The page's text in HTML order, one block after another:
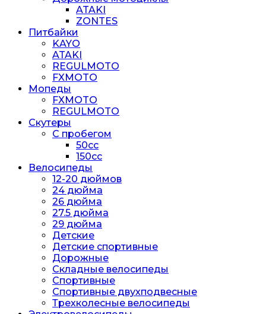
ATAKI
ZONTES
Питбайки
KAYO
ATAKI
REGULMOTO
FXMOTO
Мопеды
FXMOTO
REGULMOTO
Скутеры
С пробегом
50cc
150cc
Велосипеды
12-20 дюймов
24 дюйма
26 дюйма
27.5 дюйма
29 дюйма
Детские
Детские спортивные
Дорожные
Складные велосипеды
Спортивные
Спортивные двухподвесные
Трехколесные велосипеды